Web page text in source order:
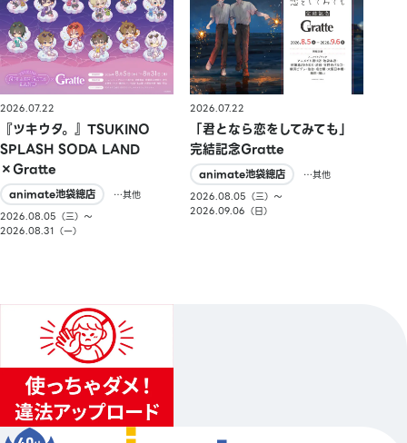
2026.07.22
『ツキウタ。』TSUKINO
SPLASH SODA LAND
×Gratte
animate池袋總店
…其他
2026.08.05（三）〜
2026.08.31（一）
2026.07.22
「君となら恋をしてみても」
完結記念Gratte
animate池袋總店
…其他
2026.08.05（三）〜
2026.09.06（日）